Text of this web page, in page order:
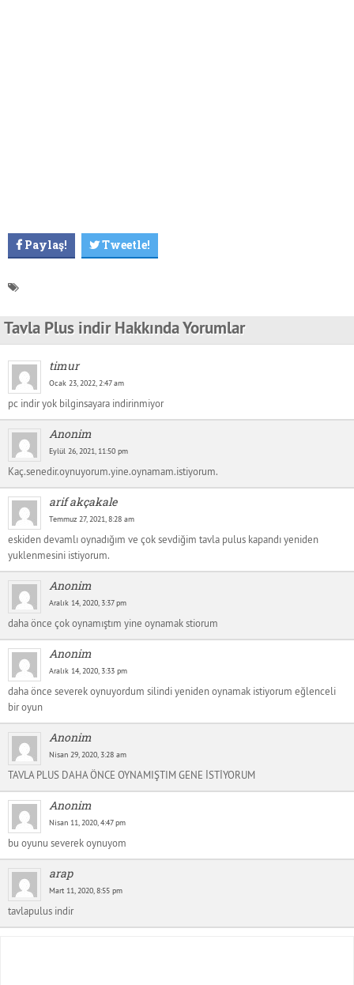
Paylaş! Tweetle!
Tavla Plus indir Hakkında Yorumlar
timur
Ocak 23, 2022, 2:47 am
pc indir yok bilginsayara indirinmiyor
Anonim
Eylül 26, 2021, 11:50 pm
Kaç.senedir.oynuyorum.yine.oynamam.istiyorum.
arif akçakale
Temmuz 27, 2021, 8:28 am
eskiden devamlı oynadığım ve çok sevdiğim tavla pulus kapandı yeniden
yuklenmesini istiyorum.
Anonim
Aralık 14, 2020, 3:37 pm
daha önce çok oynamıştım yine oynamak stiorum
Anonim
Aralık 14, 2020, 3:33 pm
daha önce severek oynuyordum silindi yeniden oynamak istiyorum eğlenceli
bir oyun
Anonim
Nisan 29, 2020, 3:28 am
TAVLA PLUS DAHA ÖNCE OYNAMIŞTIM GENE İSTİYORUM
Anonim
Nisan 11, 2020, 4:47 pm
bu oyunu severek oynuyom
arap
Mart 11, 2020, 8:55 pm
tavlapulus indir